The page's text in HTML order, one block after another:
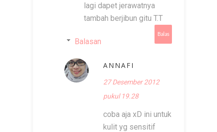
lagi dapet jerawatnya
tambah berjibun gitu T.T
Balas
Balasan
ANNAFI
27 Desember 2012
pukul 19.28
coba aja xD ini untuk
kulit yg sensitif